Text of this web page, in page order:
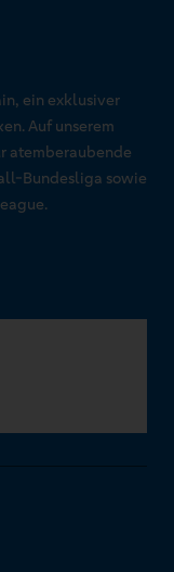
ein exklusiver
Auf unserem
atemberaubende
Bundesliga sowie